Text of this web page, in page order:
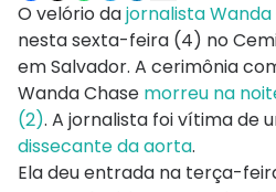
O velório dajornalista Wanda
nesta sexta-feira (4) no
em Salvador. A cerimônia
Wanda Chase morreu na
(2). A jornalista foi vítima de
dissecante da aorta.
Ela deu entrada na terça-